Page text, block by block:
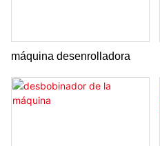
máquina desenrolladora